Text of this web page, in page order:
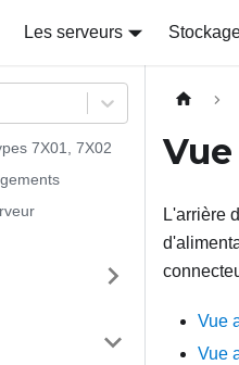
Les serveurs
7X01, 7X02
L'arrière
Vue
Vue